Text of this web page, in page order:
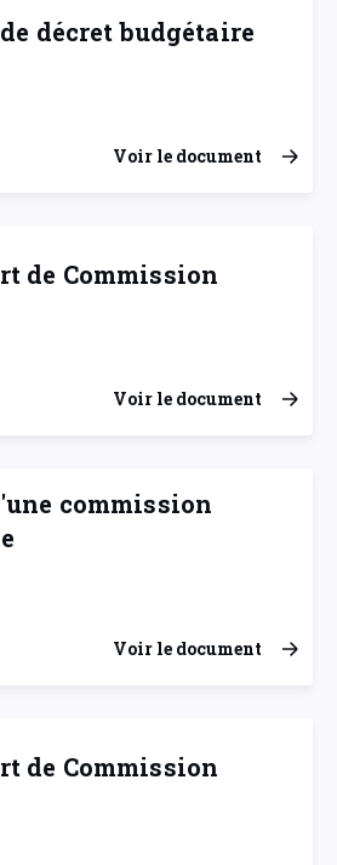
décret budgétaire
Voir le document
de Commission
Voir le document
commission
Voir le document
de Commission